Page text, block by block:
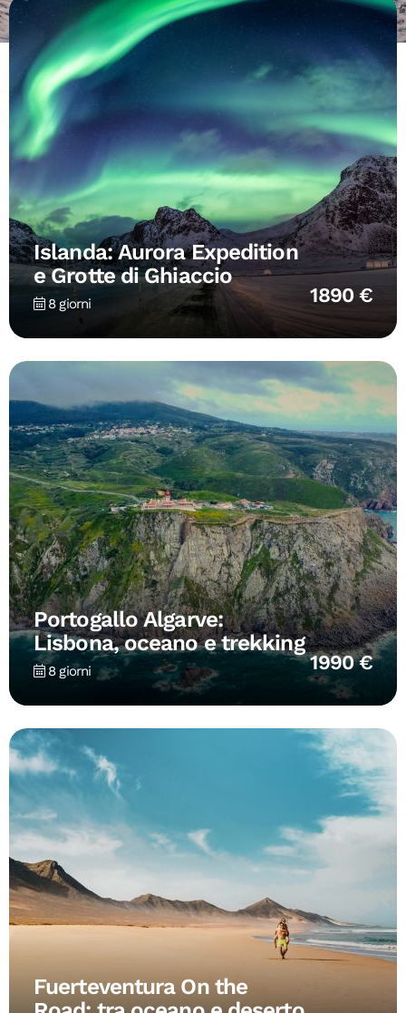
Islanda: Aurora Expedition
e Grotte di Ghiaccio
8 giorni 1890 €
Portogallo Algarve:
Lisbona, oceano e trekking
8 giorni 1990 €
Fuerteventura On the